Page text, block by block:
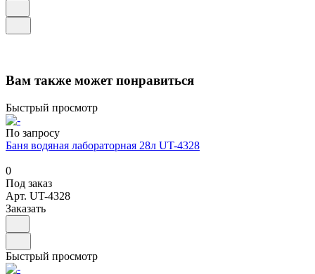
Вам также может понравиться
Быстрый просмотр
По запросу
Баня водяная лабораторная 28л UT-4328
0
Под заказ
Арт. UT-4328
Заказать
Быстрый просмотр